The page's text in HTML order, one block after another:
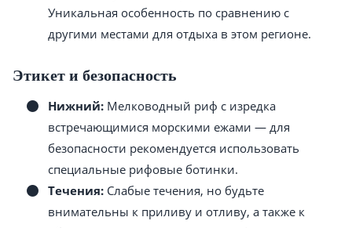
Уникальная особенность по сравнению с
другими местами для отдыха в этом регионе.
Этикет и безопасность
Нижний: Мелководный риф с изредка
встречающимися морскими ежами — для
безопасности рекомендуется использовать
специальные рифовые ботинки.
Течения: Слабые течения, но будьте
внимательны к приливу и отливу, а также к